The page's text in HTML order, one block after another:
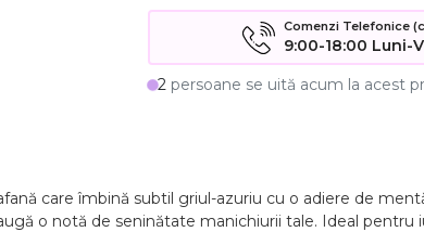
Comenzi Telefonice
9:00-18:00 Luni-
2 persoane se uită acum la acest
care îmbină subtil griul-azuriu cu o adiere de
o notă de seninătate manichiurii tale. Ideal